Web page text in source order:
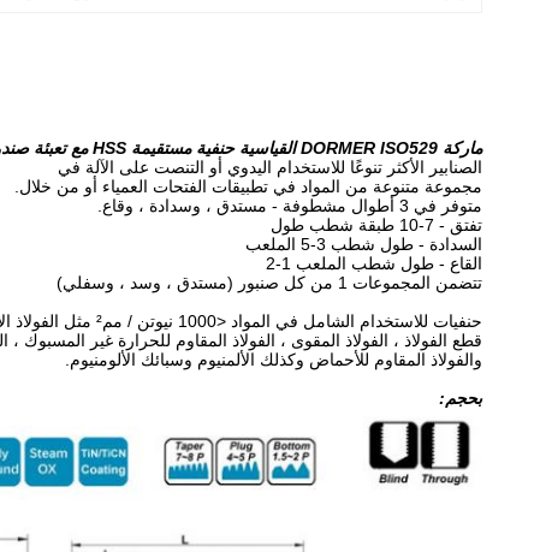
ماركة DORMER ISO529 القياسية حنفية مستقيمة HSS مع تعبئة صندوق أحمر
الصنابير الأكثر تنوعًا للاستخدام اليدوي أو التنصت على الآلة في
مجموعة متنوعة من المواد في تطبيقات الفتحات العمياء أو من خلال.
متوفر في 3 أطوال مشطوفة - مستدق ، وسدادة ، وقاع.
تفتق - 7-10 طبقة شطب طول
السدادة - طول شطب 3-5 الملعب
القاع - طول شطب الملعب 1-2
تتضمن المجموعات 1 من كل صنبور (مستدق ، وسد ، وسفلي)
حنفيات للاستخدام الشامل في المواد <1000 نيوتن / مم² مثل الفولاذ الإنشائي الشائع ، مجانًا
قطع الفولاذ ، الفولاذ المقوى ، الفولاذ المقاوم للحرارة غير المسبوك ،
والفولاذ المقاوم للأحماض وكذلك الألمنيوم وسبائك الألومنيوم.
بحجم: